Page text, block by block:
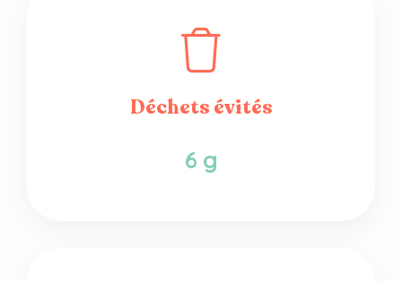
Déchets évités
6 g